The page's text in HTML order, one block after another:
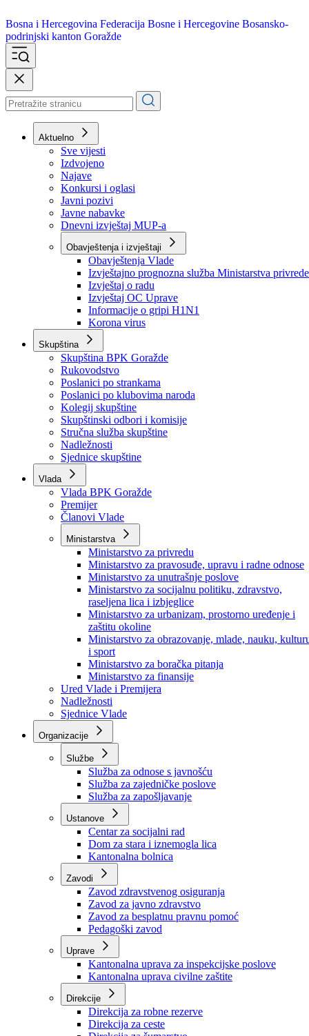
Bosna i Hercegovina
podrinjski kanton Goražde
Aktuelno
Sve vijesti
Izdvojeno
Najave
Konkursi i oglasi
Javni pozivi
Javne nabavke
Dnevni izvještaj MUP-a
Obavještenja i izvještaji
Obavještenja Vlade
Izvještajno prognozna služba Ministarstva privrede
Izvještaj o radu
Izvještaj OC Uprave
Informacije o gripi H1N1
Korona virus
Skupština
Skupština BPK Goražde
Rukovodstvo
Poslanici po strankama
Poslanici po klubovima naroda
Kolegij skupštine
Skupštinski odbori i komisije
Stručna služba skupštine
Nadležnosti
Sjednice skupštine
Vlada
Vlada BPK Goražde
Premijer
Članovi Vlade
Ministarstva
Ministarstvo za privredu
Ministarstvo za pravosuđe, upravu i radne odnose
Ministarstvo za unutrašnje poslove
Ministarstvo za socijalnu politiku, zdravstvo,
raseljena lica i izbjeglice
Ministarstvo za urbanizam, prostorno uređenje i
zaštitu okoline
Ministarstvo za obrazovanje, mlade, nauku,
i sport
Ministarstvo za boračka pitanja
Ministarstvo za finansije
Ured Vlade i Premijera
Nadležnosti
Sjednice Vlade
Organizacije
Službe
Služba za odnose s javnošću
Služba za zajedničke poslove
Služba za zapošljavanje
Ustanove
Centar za socijalni rad
Dom za stara i iznemogla lica
Kantonalna bolnica
Zavodi
Zavod zdravstvenog osiguranja
Zavod za javno zdravstvo
Zavod za besplatnu pravnu pomoć
Pedagoški zavod
Kantonalna uprava za inspekcijske poslove
Kantonalna uprava civilne zaštite